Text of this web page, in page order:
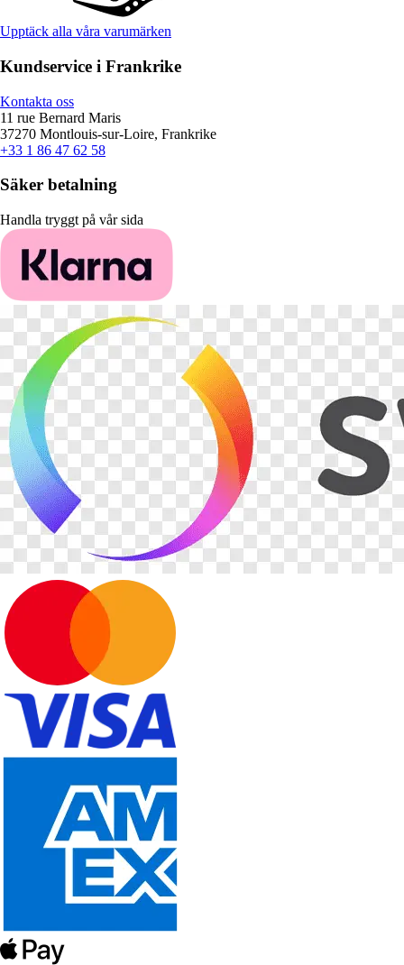
Upptäck alla våra varumärken
Kundservice i Frankrike
Kontakta oss
11 rue Bernard Maris
37270 Montlouis-sur-Loire, Frankrike
+33 1 86 47 62 58
Säker betalning
Handla tryggt på vår sida